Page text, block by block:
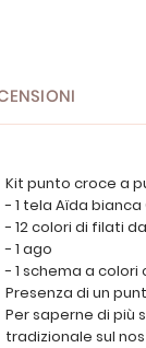
Kit punto croce a
- 1 tela Aïda bianca
- 12 colori di filati
- 1 ago
- 1 schema a
Presenza di un
Per saperne di più
tradizionale sul